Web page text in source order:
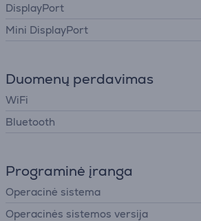
DisplayPort
Mini DisplayPort
Duomenų perdavimas
WiFi
Bluetooth
Programinė įranga
Operacinė sistema
Operacinės sistemos versija